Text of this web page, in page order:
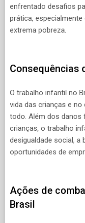
enfrentado desafios
prática,
extrema pobreza.
Consequências
O trabalho infantil no
vida das crianças e
todo. Além dos danos
crianças, o trabalho
desigualdade social, a
oportunidades de
Ações de
Brasil